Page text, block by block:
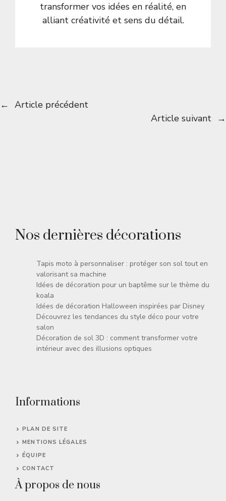
transformer vos idées en réalité, en
alliant créativité et sens du détail.
← Article précédent
Article suivant →
Nos dernières décorations
Tapis moto à personnaliser : protéger son sol tout en
valorisant sa machine
Idées de décoration pour un baptême sur le thème du
koala
Idées de décoration Halloween inspirées par Disney
Découvrez les tendances du style déco pour votre
salon
Décoration de sol 3D : comment transformer votre
intérieur avec des illusions optiques
Informations
PLAN DE SITE
MENTIONS LÉGALES
ÉQUIPE
CONTACT
À propos de nous